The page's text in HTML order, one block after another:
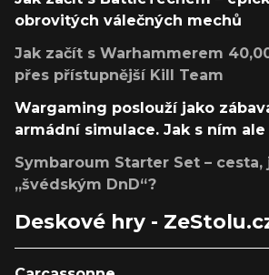
obrovitých válečných mechů
Jak začít s Warhammerem
přes přístupnější Kill Team
Wargaming poslouží jako
armádní simulace. Jak s ním ale
Symbaroum Starter Set – cesta,
„švédským DnD“?
Deskové hry -